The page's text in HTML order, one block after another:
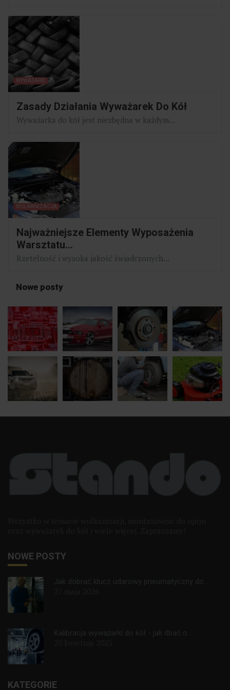
WYWAŻARKI
Zasady Działania Wyważarek Do Kół
Wyważarka do kół jest niezbędna w każdym...
WULKANIZACJA
Najważniejsze Elementy Wyposażenia
Warsztatu...
Rzetelność i wysoka jakość świadczonych...
Nowe posty
NOWE POSTY
Jak dobrać klucz udarowy pneumatyczny do...
Kalibracja wyważarki do kół - jak dbać o...
KATEGORIE